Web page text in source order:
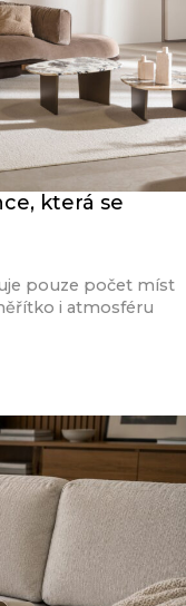
která se
pouze počet míst
i atmosféru